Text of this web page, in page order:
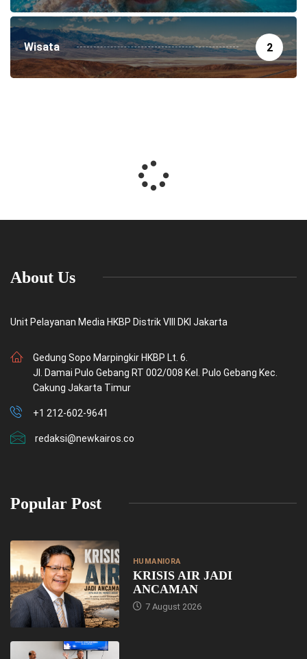
Wisata 2
About Us
Unit Pelayanan Media HKBP Distrik VIII DKI Jakarta
Gedung Sopo Marpingkir HKBP Lt. 6.
Jl. Damai Pulo Gebang RT 002/008 Kel. Pulo Gebang Kec.
Cakung Jakarta Timur
+1 212-602-9641
redaksi@newkairos.co
Popular Post
HUMANIORA
KRISIS AIR JADI
ANCAMAN
7 August 2026